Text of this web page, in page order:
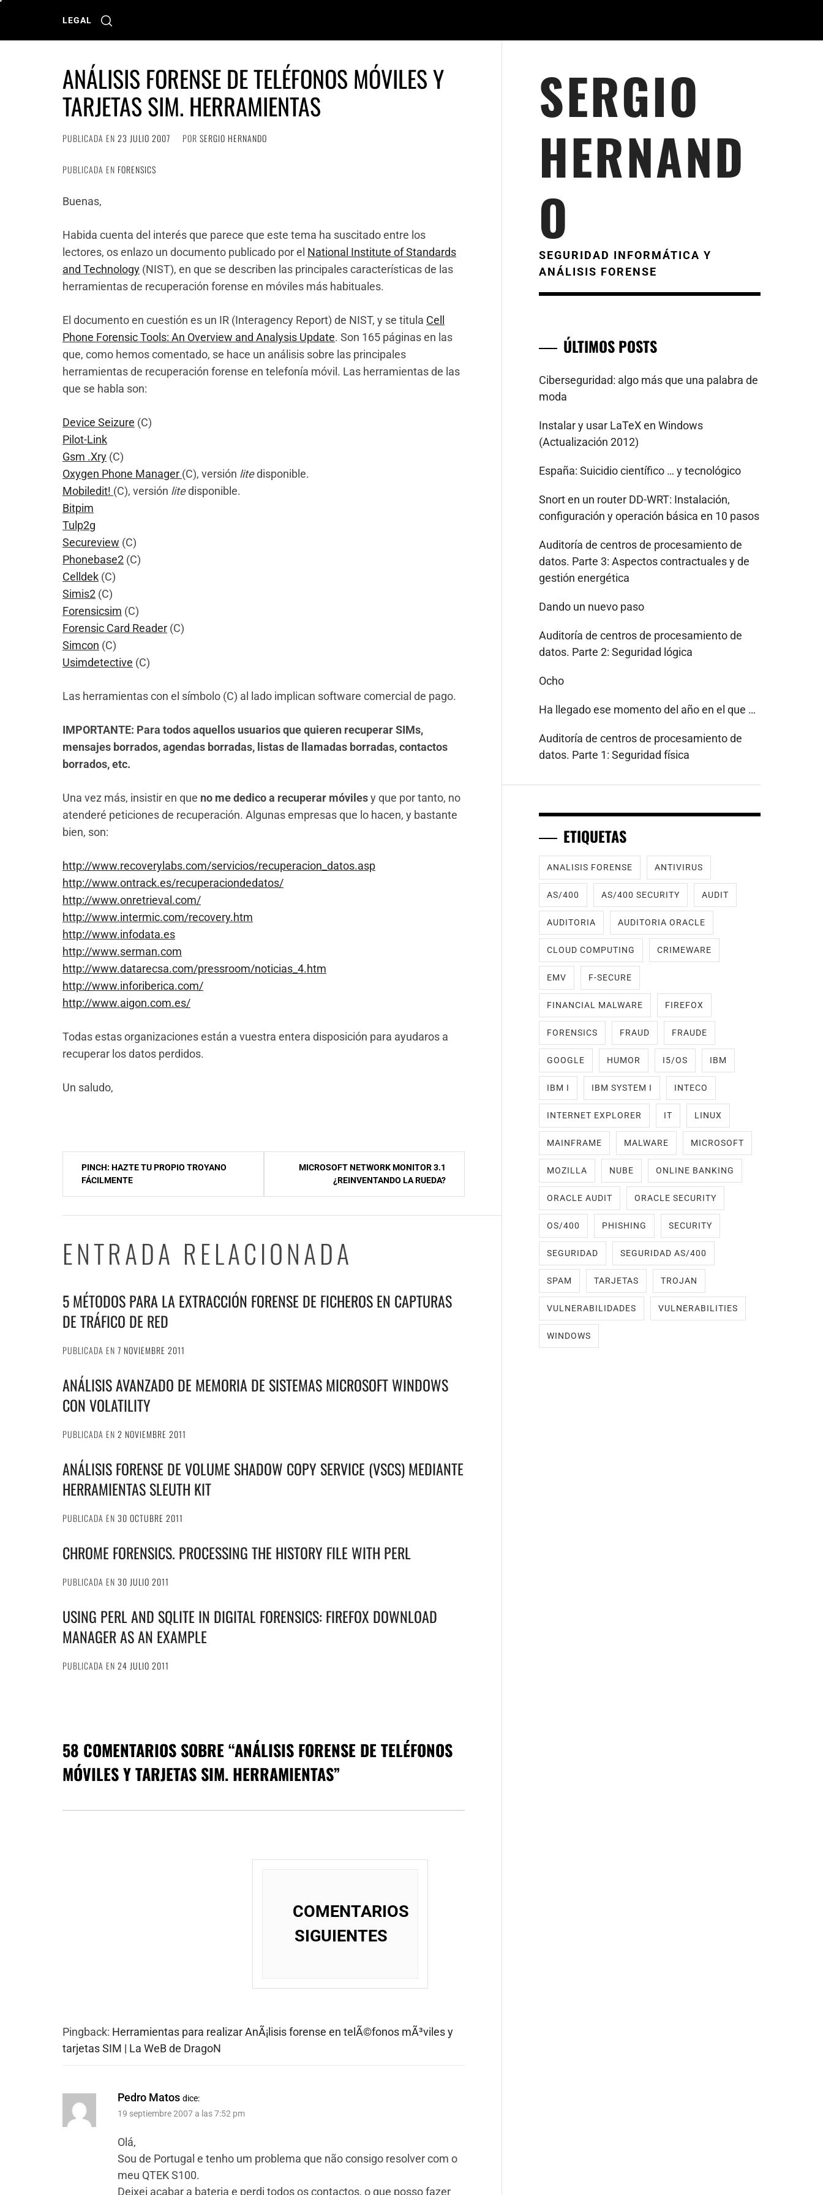
LEGAL
ANÁLISIS FORENSE DE TELÉFONOS MÓVILES Y
TARJETAS SIM. HERRAMIENTAS
PUBLICADA EN 23 JULIO 2007 POR SERGIO HERNANDO
PUBLICADA EN FORENSICS
Buenas,
Habida cuenta del interés que parece que este tema ha suscitado entre los
lectores, os enlazo un documento publicado por el National Institute of Standards
and Technology (NIST), en que se describen las principales características de las
herramientas de recuperación forense en móviles más habituales.
El documento en cuestión es un IR (Interagency Report) de NIST, y se titula Cell
Phone Forensic Tools: An Overview and Analysis Update. Son 165 páginas en las
que, como hemos comentado, se hace un análisis sobre las principales
herramientas de recuperación forense en telefonía móvil. Las herramientas de las
que se habla son:
Device Seizure (C)
Pilot-Link
Gsm .Xry (C)
Oxygen Phone Manager (C), versión litedisponible.
Mobiledit! (C), versión litedisponible.
Bitpim
Tulp2g
Secureview (C)
Phonebase2 (C)
Celldek (C)
Simis2 (C)
Forensicsim (C)
Forensic Card Reader (C)
Simcon (C)
Usimdetective (C)
Las herramientas con el símbolo (C) al lado implican software comercial de pago.
IMPORTANTE: Para todos aquellos usuarios que quieren recuperar SIMs,
mensajes borrados, agendas borradas, listas de llamadas borradas, contactos
borrados, etc.
Una vez más, insistir en que no me dedico a recuperar móvilesy que por tanto, no
atenderé peticiones de recuperación. Algunas empresas que lo hacen, y bastante
bien, son:
http://www.recoverylabs.com/servicios/recuperacion_datos.asp
http://www.ontrack.es/recuperaciondedatos/
http://www.onretrieval.com/
http://www.intermic.com/recovery.htm
http://www.infodata.es
http://www.serman.com
http://www.datarecsa.com/pressroom/noticias_4.htm
http://www.inforiberica.com/
http://www.aigon.com.es/
Todas estas organizaciones están a vuestra entera disposición para ayudaros a
recuperar los datos perdidos.
Un saludo,
NavegaciÃ³n
entradas
PINCH: HAZTE TU PROPIO TROYANO
FÁCILMENTE
MICROSOFT NETWORK MONITOR 3.1
¿REINVENTANDO LA RUEDA?
ENTRADA RELACIONADA
5 MÉTODOS PARA LA EXTRACCIÓN FORENSE DE FICHEROS EN CAPTURAS
DE TRÁFICO DE RED
PUBLICADA EN 7 NOVIEMBRE 2011
ANÁLISIS AVANZADO DE MEMORIA DE SISTEMAS MICROSOFT WINDOWS
CON VOLATILITY
PUBLICADA EN 2 NOVIEMBRE 2011
ANÁLISIS FORENSE DE VOLUME SHADOW COPY SERVICE (VSCS) MEDIANTE
HERRAMIENTAS SLEUTH KIT
PUBLICADA EN 30 OCTUBRE 2011
CHROME FORENSICS. PROCESSING THE HISTORY FILE WITH PERL
PUBLICADA EN 30 JULIO 2011
USING PERL AND SQLITE IN DIGITAL FORENSICS: FIREFOX DOWNLOAD
MANAGER AS AN EXAMPLE
PUBLICADA EN 24 JULIO 2011
58 COMENTARIOS SOBRE “ANÁLISIS FORENSE DE TELÉFONOS
MÓVILES Y TARJETAS SIM. HERRAMIENTAS”
COMENTARIOS
SIGUIENTES
Pingback: Herramientas para realizar AnÃ¡lisis forense en telÃ©fonos mÃ³viles y
tarjetas SIM | La WeB de DragoN
Pedro Matos dice:
19 septiembre 2007 a las 7:52 pm
Olá,
Sou de Portugal e tenho um problema que não consigo resolver com o
meu QTEK S100.
Deixei acabar a bateria e perdi todos os contactos, o que posso fazer
SERGIO
HERNAND
O
SEGURIDAD INFORMÁTICA Y
ANÁLISIS FORENSE
ÚLTIMOS POSTS
Ciberseguridad: algo más que una palabra de
moda
Instalar y usar LaTeX en Windows
(Actualización 2012)
España: Suicidio científico … y tecnológico
Snort en un router DD-WRT: Instalación,
configuración y operación básica en 10 pasos
Auditoría de centros de procesamiento de
datos. Parte 3: Aspectos contractuales y de
gestión energética
Dando un nuevo paso
Auditoría de centros de procesamiento de
datos. Parte 2: Seguridad lógica
Ocho
Ha llegado ese momento del año en el que …
Auditoría de centros de procesamiento de
datos. Parte 1: Seguridad física
ETIQUETAS
ANALISIS FORENSE ANTIVIRUS
AS/400 AS/400 SECURITY AUDIT
AUDITORIA AUDITORIA ORACLE
CLOUD COMPUTING CRIMEWARE
EMV F-SECURE
FINANCIAL MALWARE FIREFOX
FORENSICS FRAUD FRAUDE
GOOGLE HUMOR I5/OS IBM
IBM I IBM SYSTEM I INTECO
INTERNET EXPLORER IT LINUX
MAINFRAME MALWARE MICROSOFT
MOZILLA NUBE ONLINE BANKING
ORACLE AUDIT ORACLE SECURITY
OS/400 PHISHING SECURITY
SEGURIDAD SEGURIDAD AS/400
SPAM TARJETAS TROJAN
VULNERABILIDADES VULNERABILITIES
WINDOWS